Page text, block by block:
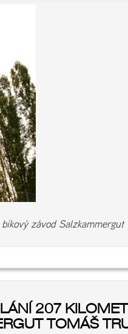
závod Salzkammergut
207
TOMÁŠ